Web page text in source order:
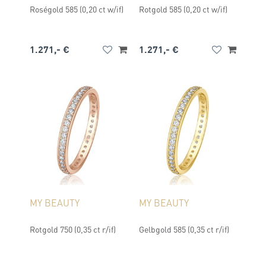
Roségold 585 (0,20 ct w/if)
1.271,- €
Rotgold 585 (0,20 ct w/if)
1.271,- €
MY BEAUTY
Rotgold 750 (0,35 ct r/if)
MY BEAUTY
Gelbgold 585 (0,35 ct r/if)